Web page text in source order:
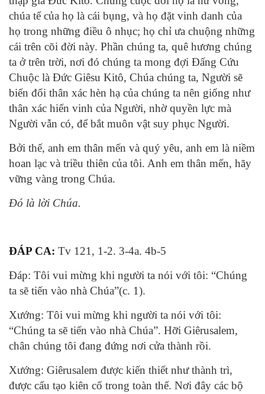
chúa tể của họ là cái bụng, và họ đặt vinh danh của
họ trong những điều ô nhục; họ chỉ ưa chuộng những
cái trên cõi đời này. Phần chúng ta, quê hương chúng
ta ở trên trời, nơi đó chúng ta mong đợi Ðấng Cứu
Chuộc là Ðức Giêsu Kitô, Chúa chúng ta, Người sẽ
biến đổi thân xác hèn hạ của chúng ta nên giống như
thân xác hiển vinh của Người, nhờ quyền lực mà
Người vẫn có, để bắt muôn vật suy phục Người.
Bởi thế, anh em thân mến và quý yêu, anh em là niềm
hoan lạc và triều thiên của tôi. Anh em thân mến, hãy
vững vàng trong Chúa.
Ðó là lời Chúa.
ĐÁP CA: Tv 121, 1-2. 3-4a. 4b-5
Ðáp: Tôi vui mừng khi người ta nói với tôi: “Chúng
ta sẽ tiến vào nhà Chúa”(c. 1).
Xướng: Tôi vui mừng khi người ta nói với tôi:
“Chúng ta sẽ tiến vào nhà Chúa”. Hỡi Giêrusalem,
chân chúng tôi đang đứng nơi cửa thành rồi.
Xướng: Giêrusalem được kiến thiết như thành trì,
được cấu tạo kiên cố trong toàn thể. Nơi đây các bộ